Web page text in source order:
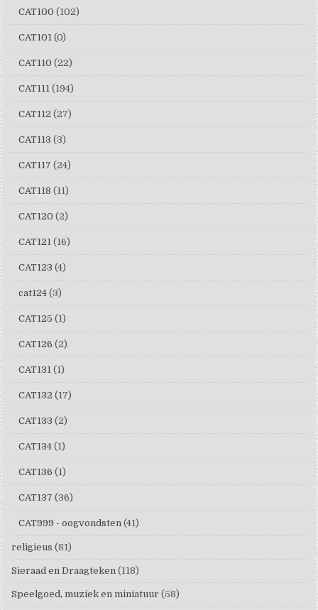
CAT100 (102)
CAT101 (0)
CAT110 (22)
CAT111 (194)
CAT112 (27)
CAT113 (3)
CAT117 (24)
CAT118 (11)
CAT120 (2)
CAT121 (16)
CAT123 (4)
cat124 (3)
CAT125 (1)
CAT126 (2)
CAT131 (1)
CAT132 (17)
CAT133 (2)
CAT134 (1)
CAT136 (1)
CAT137 (36)
CAT999 - oogvondsten (41)
religieus (81)
Sieraad en Draagteken (118)
Speelgoed, muziek en miniatuur (58)